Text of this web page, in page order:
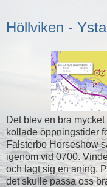
Höllviken -
Det blev en bra
kollade öppningstider
Falsterbo Horseshow
igenom vid 0700.
och lagt sig en aning.
det skulle passa oss